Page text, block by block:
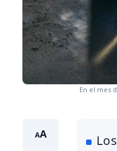
En el mes